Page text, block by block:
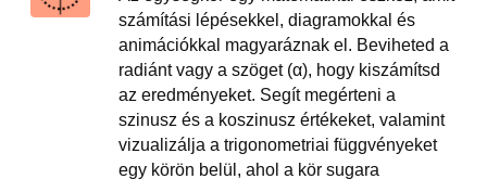
számítási lépésekkel, diagramokkal és
animációkkal magyaráznak el. Beviheted a
radiánt vagy a szöget (α), hogy kiszámítsd
az eredményeket. Segít megérteni a
szinusz és a koszinusz értékeket, valamint
vizualizálja a trigonometriai függvényeket
egy körön belül, ahol a kör sugara